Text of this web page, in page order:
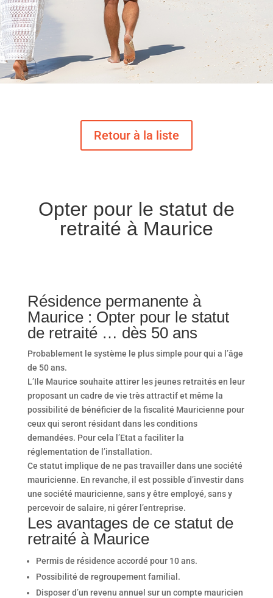
Opter pour le statut de
retraité à Maurice
Résidence permanente à
Maurice : Opter pour le statut
de retraité … dès 50 ans
Probablement le système le plus simple pour qui a l’âge
de 50 ans.
L’Ile Maurice souhaite attirer les jeunes retraités en leur
proposant un cadre de vie très attractif et même la
possibilité de bénéficier de la fiscalité Mauricienne pour
ceux qui seront résidant dans les conditions
demandées. Pour cela l’Etat a faciliter la
réglementation de l’installation.
Ce statut implique de ne pas travailler dans une société
mauricienne. En revanche, il est possible d’investir dans
une société mauricienne, sans y être employé, sans y
percevoir de salaire, ni gérer l’entreprise.
Les avantages de ce statut de
retraité à Maurice
Permis de résidence accordé pour 10 ans.
Possibilité de regroupement familial.
Disposer d’un revenu annuel sur un compte mauricien